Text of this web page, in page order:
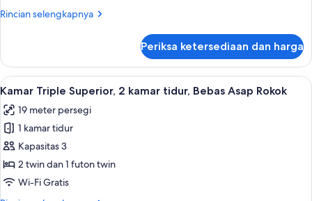
Bebas
Rincian selengkapnya
Rincian
Kamar
Quadruple
Superior,
kamar
tidur,
Bebas
Asap
Rokok
Periksa ketersediaan dan harga
Lihat
semua
foto
untuk
Kamar
Triple
Superior,
Kamar Triple Superior, 2 kamar
16
Kamar Triple Superior, 2 kamar tidur, Bebas Asap Rokok
19 meter persegi
1 kamar tidur
Kapasitas 3
2 twin dan 1 futon twin
Wi-Fi Gratis